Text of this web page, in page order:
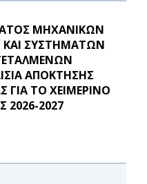
ΜΗΧΑΝΙΚΩΝ
ΚΑΙ ΣΥΣΤΗΜΑΤΩΝ
ΑΠΟΚΤΗΣΗΣ
ΓΙΑ ΤΟ ΧΕΙΜΕΡΙΝΟ
2027